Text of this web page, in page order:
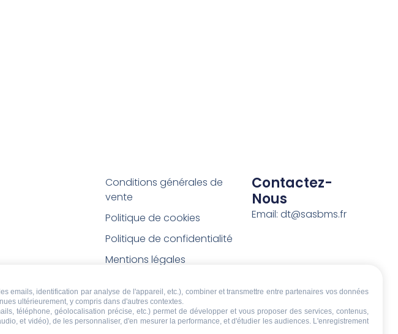
Conditions générales de
vente
Politique de cookies
Politique de confidentialité
Mentions légales
remboursement
Droit de rétractation
Contactez-
Nous
Email: dt@sasbms.fr
emails, identification par analyse de l'appareil, etc.), combiner et transmettre entre partenaires vos données
ultérieurement, y compris dans d'autres contextes.
téléphone, géolocalisation précise, etc.) permet de développer et vous proposer des services, contenus,
et vidéo), de les personnaliser, d'en mesurer la performance, et d'étudier les audiences. L'enregistrement